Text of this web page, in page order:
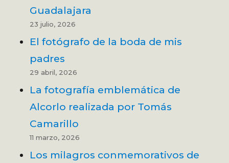
Guadalajara
23 julio, 2026
El fotógrafo de la boda de mis
padres
29 abril, 2026
La fotografía emblemática de
Alcorlo realizada por Tomás
Camarillo
11 marzo, 2026
Los milagros conmemorativos de